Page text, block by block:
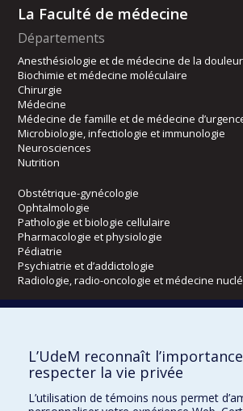
La Faculté de médecine
Départements
Anesthésiologie et de médecine de la douleur
Biochimie et médecine moléculaire
Chirurgie
Médecine
Médecine de famille et de médecine
Microbiologie, infectiologie et immunologie
Neurosciences
Nutrition
Obstétrique-gynécologie
Ophtalmologie
Pathologie et biologie cellulaire
Pharmacologie et physiologie
Pédiatrie
Psychiatrie et d’addictologie
Radiologie, radio-oncologie et médecine
Kinésiologie et des sciences de l’activité
Orthophonie et audiologie
L’UdeM reconnaît
respecter la vie privée
L’utilisation de témoins nous permet